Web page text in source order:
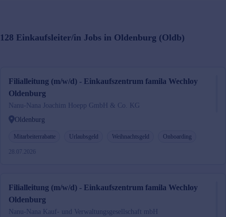
128 Einkaufsleiter/in Jobs in Oldenburg (Oldb)
Filialleitung (m/w/d) - Einkaufszentrum famila Wechloy
Oldenburg
Nanu-Nana Joachim Hoepp GmbH & Co. KG
Oldenburg
Mitarbeiterrabatte Urlaubsgeld Weihnachtsgeld Onboarding
28.07.2026
Filialleitung (m/w/d) - Einkaufszentrum famila Wechloy
Oldenburg
Nanu-Nana Kauf- und Verwaltungsgesellschaft mbH